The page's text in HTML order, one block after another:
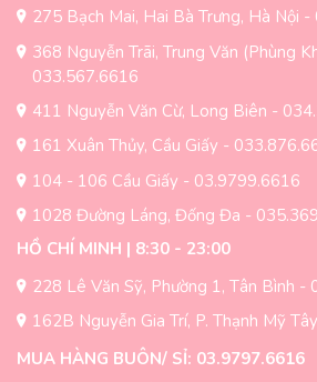
275 Bạch Mai, Hai Bà Trưng, Hà Nội
368 Nguyễn Trãi, Trung Văn (Phùng
033.567.6616
411 Nguyễn Văn Cừ, Long Biên -
161 Xuân Thủy, Cầu Giấy -
104 - 106 Cầu Giấy - 03.9799.6616
1028 Đường Láng, Đống Đa -
HỒ CHÍ MINH | 8:30 - 23:00
228 Lê Văn Sỹ, Phường 1, Tân Bình -
162B Nguyễn Gia Trí, P. Thạnh Mỹ
MUA HÀNG BUÔN/ SỈ: 03.9797.6616